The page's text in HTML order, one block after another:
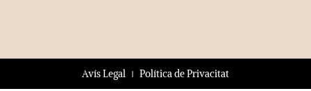
Avís Legal Política de Privacitat